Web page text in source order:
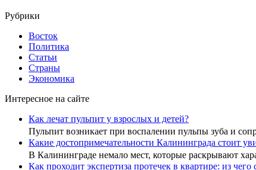
Рубрики
Восток
Политика
Статьи
Страны
Экономика
Интересное на сайте
Как лечат пульпит у взрослых и детей?
Пульпит возникает при воспалении пульпы зуба и
Какие достопримечательности Калининграда стоит
В Калининграде немало мест, которые раскрывают
Как проходит экспертиза протечек в квартире: из